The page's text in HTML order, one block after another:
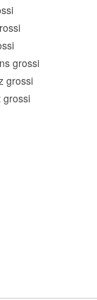
i
i
i
grossi
grossi
grossi